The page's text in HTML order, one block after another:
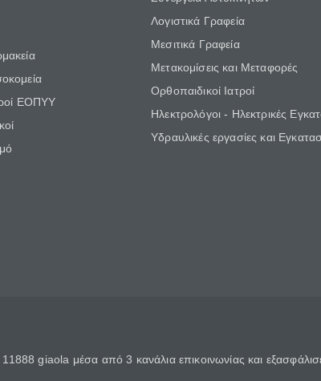
ΕΟΠΥΥ
Λογιστικά Γραφεία
Μεσιτικά Γραφεία
Μετακομίσεις και Μεταφορές
Ορθοπαιδικοί Ιατροί
Ηλεκτρολόγοι - Ηλεκτρικές
Υδραυλικές εργασίες και
giaola μέσα από 3 κανάλια επικοινωνίας και